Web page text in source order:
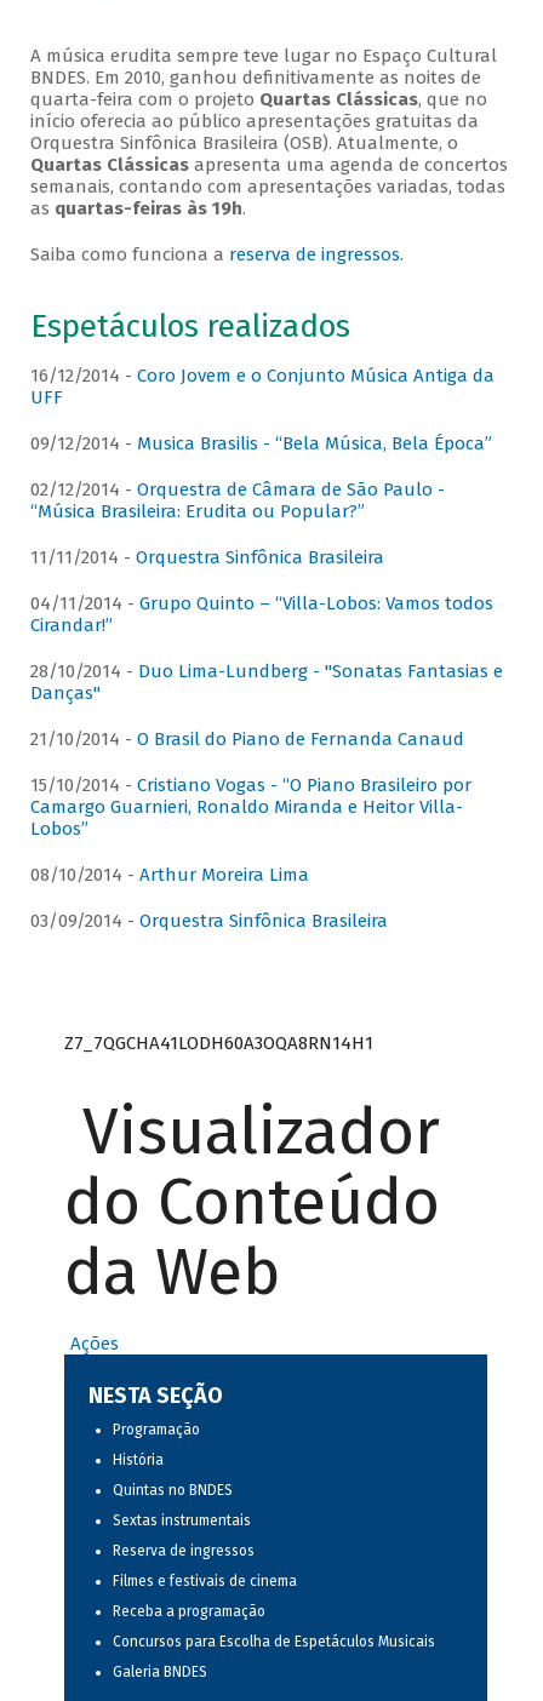
A música erudita sempre teve lugar no Espaço Cultural
BNDES. Em 2010, ganhou definitivamente as noites de
quarta-feira com o projeto Quartas Clássicas, que no
início oferecia ao público apresentações gratuitas da
Orquestra Sinfônica Brasileira (OSB). Atualmente, o
Quartas Clássicasapresenta uma agenda de concertos
semanais, contando com apresentações variadas, todas
as quartas-feiras às 19h.
Saiba como funciona a reserva de ingressos.
Espetáculos realizados
16/12/2014 - Coro Jovem e o Conjunto Música Antiga da
UFF
09/12/2014 - Musica Brasilis - “Bela Música, Bela Época”
02/12/2014 - Orquestra de Câmara de São Paulo -
“Música Brasileira: Erudita ou Popular?”
11/11/2014 - Orquestra Sinfônica Brasileira
04/11/2014 - Grupo Quinto – “Villa-Lobos: Vamos todos
Cirandar!”
28/10/2014 - Duo Lima-Lundberg - "Sonatas Fantasias e
Danças"
21/10/2014 - O Brasil do Piano de Fernanda Canaud
15/10/2014 - Cristiano Vogas - “O Piano Brasileiro por
Camargo Guarnieri, Ronaldo Miranda e Heitor Villa-
Lobos”
08/10/2014 - Arthur Moreira Lima
03/09/2014 - Orquestra Sinfônica Brasileira
Z7_7QGCHA41LODH60A3OQA8RN14H1
Visualizador
do Conteúdo
da Web
Ações
NESTA SEÇÃO
Programação
História
Quintas no BNDES
Sextas instrumentais
Reserva de ingressos
Filmes e festivais de cinema
Receba a programação
Concursos para Escolha de Espetáculos Musicais
Galeria BNDES